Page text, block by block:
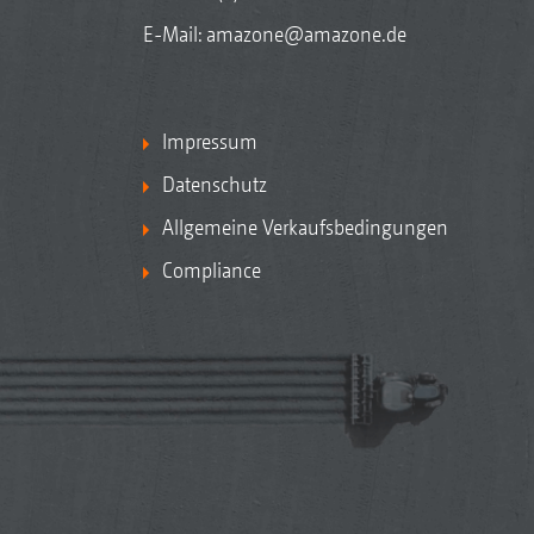
E-Mail: amazone@amazone.de
Impressum
Datenschutz
Allgemeine Verkaufsbedingungen
Compliance